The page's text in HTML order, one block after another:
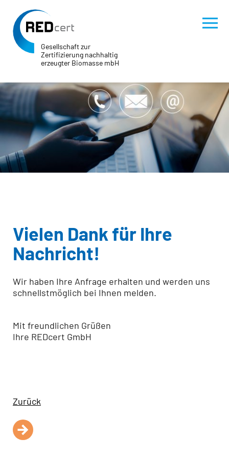
Gesellschaft zur
Zertifizierung nachhaltig
erzeugter Biomasse mbH
Vielen Dank für Ihre
Nachricht!
Wir haben Ihre Anfrage erhalten und werden uns
schnellstmöglich bei Ihnen melden.
Mit freundlichen Grüßen
Ihre REDcert GmbH
Zurück